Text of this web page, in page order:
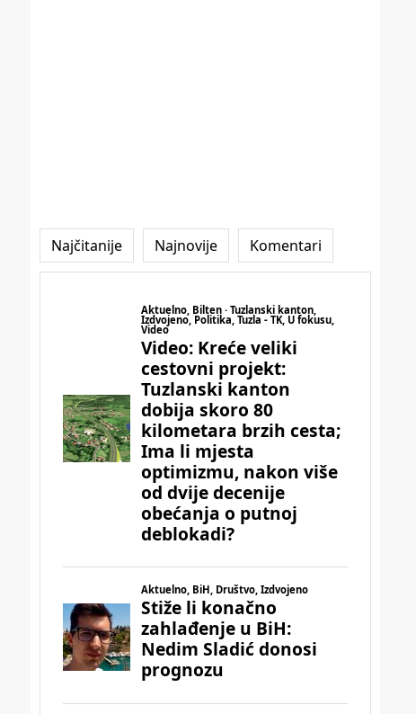
Najčitanije Najnovije Komentari